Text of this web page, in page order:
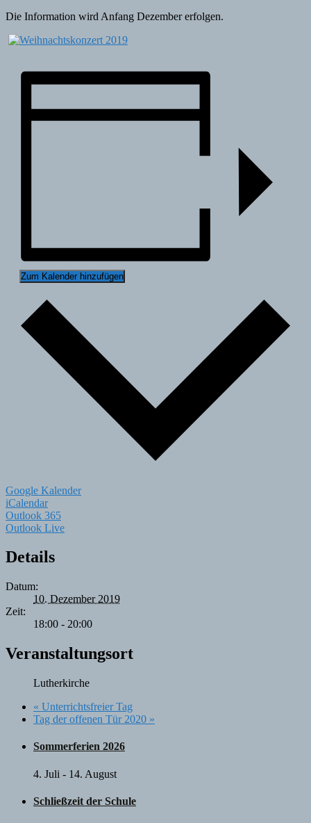
Die Information wird Anfang Dezember erfolgen.
Zum Kalender hinzufügen
Google Kalender
iCalendar
Outlook 365
Outlook Live
Details
Datum:
10. Dezember 2019
Zeit:
18:00 - 20:00
Veranstaltungsort
Lutherkirche
« Unterrichtsfreier Tag
Tag der offenen Tür 2020 »
Sommerferien 2026
4. Juli - 14. August
Schließzeit der Schule